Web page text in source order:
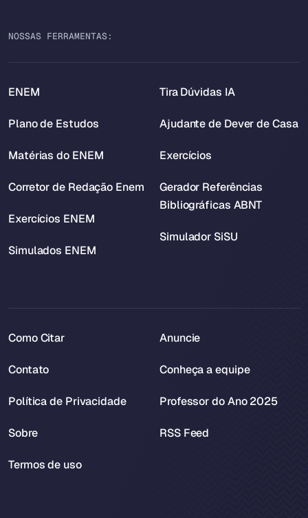
NOSSAS FERRAMENTAS:
ENEM
Plano de Estudos
Matérias do ENEM
Corretor de Redação Enem
Exercícios ENEM
Simulados ENEM
Tira Dúvidas IA
Ajudante de Dever de Casa
Exercícios
Gerador Referências
Bibliográficas ABNT
Simulador SiSU
Como Citar
Contato
Política de Privacidade
Sobre
Termos de uso
Anuncie
Conheça a equipe
Professor do Ano 2025
RSS Feed